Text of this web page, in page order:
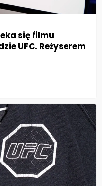
się filmu
UFC. Reżyserem